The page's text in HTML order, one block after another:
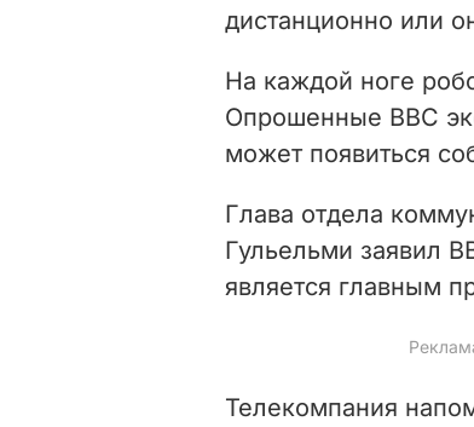
дистанционно или
На каждой ноге
Опрошенные BBC
может появиться
Глава отдела
Гульельми заявил
является главным
Телекомпания